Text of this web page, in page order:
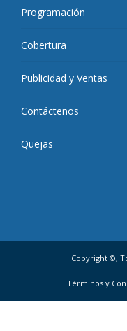
Programación
Cobertura
Publicidad y Ventas
Contáctenos
Quejas
Copyright ©,
Términos y